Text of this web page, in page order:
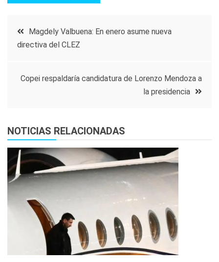
Navegación
entradas
Magdely Valbuena: En enero asume nueva
directiva del CLEZ
Copei respaldaría candidatura de Lorenzo Mendoza a
la presidencia
NOTICIAS RELACIONADAS